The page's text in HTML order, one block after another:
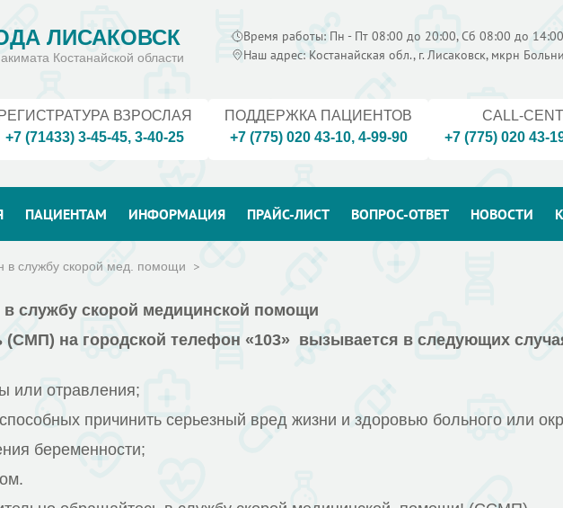
ЛИСАКОВСК
Костанайской области
Время работы: Пн - Пт 08:00 до 20:00, Сб 08:00 до
Наш адрес: Костанайская обл., г. Лисаковск, мкрн
РЕГИСТРАТУРА ВЗРОСЛАЯ
+7 (71433) 3-45-45, 3-40-25
ПОДДЕРЖКА ПАЦИЕНТОВ
+7 (775) 020 43-10, 4-99-90
CALL-
+7 (775) 020 43-
ПАЦИЕНТАМ ИНФОРМАЦИЯ ПРАЙС-ЛИСТ ВОПРОС-ОТВЕТ НОВОСТИ
в службу скорой мед. помощи
в службу скорой медицинской помощи
на городской телефон «103» вызывается в следующих
или отравления;
причинить серьезный вред жизни и здоровью больного или
беременности;